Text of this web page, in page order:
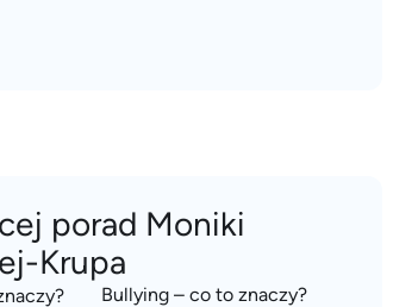
porad Moniki
Krupa
Bullying – co to znaczy?